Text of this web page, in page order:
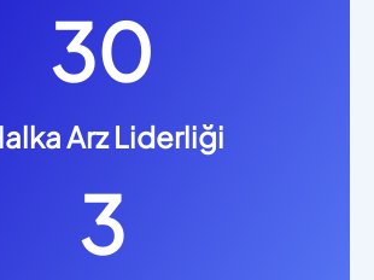
30
Arz Liderliği
3